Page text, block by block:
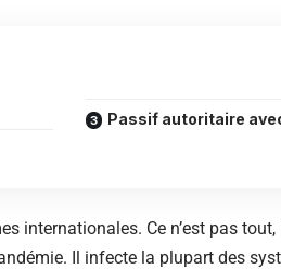
Passif autoritaire
internationales. Ce n’est pas tout,
Il infecte la plupart des